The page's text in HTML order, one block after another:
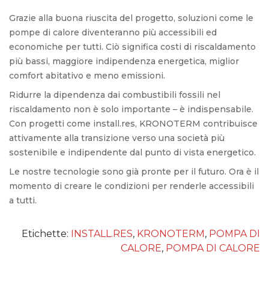
Grazie alla buona riuscita del progetto, soluzioni come le
pompe di calore diventeranno più accessibili ed
economiche per tutti. Ciò significa costi di riscaldamento
più bassi, maggiore indipendenza energetica, miglior
comfort abitativo e meno emissioni.
Ridurre la dipendenza dai combustibili fossili nel
riscaldamento non è solo importante – è indispensabile.
Con progetti come install.res, KRONOTERM contribuisce
attivamente alla transizione verso una società più
sostenibile e indipendente dal punto di vista energetico.
Le nostre tecnologie sono già pronte per il futuro. Ora è il
momento di creare le condizioni per renderle accessibili
a tutti.
Etichette: INSTALL.RES, KRONOTERM, POMPA DI
CALORE, POMPA DI CALORE